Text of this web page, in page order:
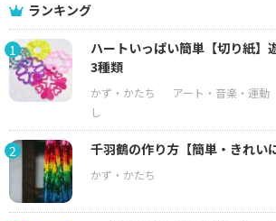
ランキング
1
ハートいっぱい簡単【切り紙
3種類
2 千羽鶴の作り方【簡単・きれい